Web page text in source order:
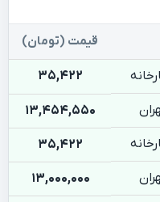
قیمت (تومان)
35,422
13,454,550
35,422
13,000,000